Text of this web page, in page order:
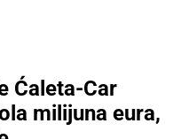
Ćaleta-Car
milijuna eura,